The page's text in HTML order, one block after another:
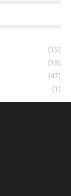
(15)
(18)
(47)
(1)